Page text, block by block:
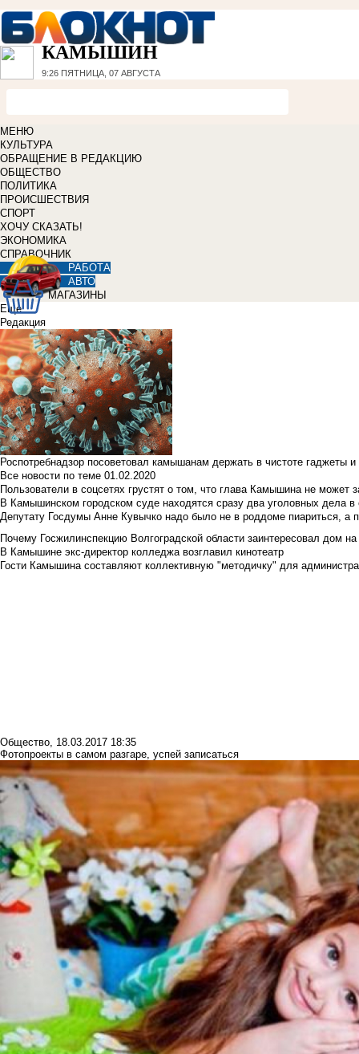
КАМЫШИН
9:26 ПЯТНИЦА, 07 АВГУСТА
МЕНЮ
КУЛЬТУРА
ОБРАЩЕНИЕ В РЕДАКЦИЮ
ОБЩЕСТВО
ПОЛИТИКА
ПРОИСШЕСТВИЯ
СПОРТ
ХОЧУ СКАЗАТЬ!
ЭКОНОМИКА
СПРАВОЧНИК
РАБОТА
АВТО
МАГАЗИНЫ
Еще
Редакция
Роспотребнадзор посоветовал камышанам держать в чистоте гаджеты
Все новости по теме 01.02.2020
Пользователи в соцсетях грустят о том, что глава Камышина не может
В Камышинском городском суде находятся сразу два уголовных дела
Депутату Госдумы Анне Кувычко надо было не в роддоме пиариться, а
Почему Госжилинспекцию Волгоградской области заинтересовал дом
В Камышине экс-директор колледжа возглавил кинотеатр
Гости Камышина составляют коллективную "методичку" для
Общество, 18.03.2017 18:35
Фотопроекты в самом разгаре, успей записаться